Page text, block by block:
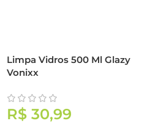
Limpa Vidros 500 Ml Glazy
Vonixx
R$ 30,99